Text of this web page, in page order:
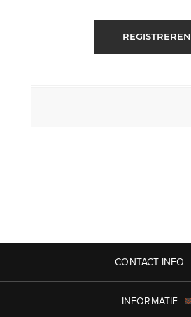
REGISTREREN
CONTACT INFO
INFORMATIE